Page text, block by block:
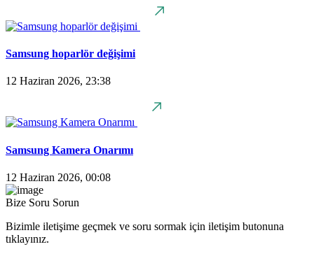
Samsung hoparlör değişimi
12 Haziran 2026, 23:38
Samsung Kamera Onarımı
12 Haziran 2026, 00:08
Bize Soru Sorun
Bizimle iletişime geçmek ve soru sormak için iletişim butonuna
tıklayınız.